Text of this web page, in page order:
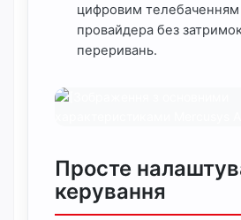
цифровим телебаченням
провайдера без
переривань.
Просте
керування